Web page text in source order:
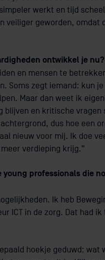
werkt en tijd
veiliger geworden, omdat
ontwikkel je nu?
en mensen te
Soms zegt iemand: kun
Maar dan weet ik
blijven en kritische
dus hoe een
nieuw voor mij. Ik doe
verdieping krijg.”
young professionals die
Ik heb
ICT in de zorg. Dat had
hoekje geduwd: wat